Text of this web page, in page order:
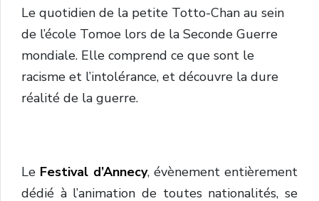
Le quotidien de la petite Totto-Chan au sein
de l’école Tomoe lors de la Seconde Guerre
mondiale. Elle comprend ce que sont le
racisme et l’intolérance, et découvre la dure
réalité de la guerre.
Le Festival d’Annecy, évènement entièrement
dédié à l’animation de toutes nationalités, se